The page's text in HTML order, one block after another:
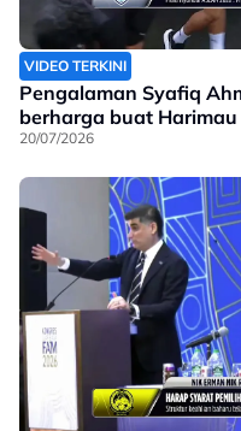
VIDEO TERKINI
Pengalaman Syafiq
berharga buat
20/07/2026